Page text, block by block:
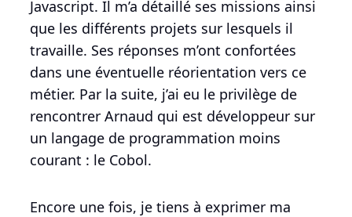
Javascript. Il m’a détaillé ses missions ainsi
que les différents projets sur lesquels il
travaille. Ses réponses m’ont confortées
dans une éventuelle réorientation vers ce
métier. Par la suite, j’ai eu le privilège de
rencontrer Arnaud qui est développeur sur
un langage de programmation moins
courant : le Cobol.
Encore une fois, je tiens à exprimer ma